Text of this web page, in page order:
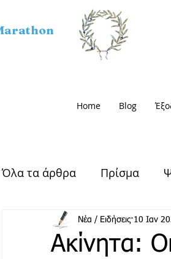
Home Blog
Όλα τα άρθρα Πρίσμα
Αρχαίος Μαραθώνας
Ακίνητα:
Νέα / Ειδήσεις 10 Ιαν